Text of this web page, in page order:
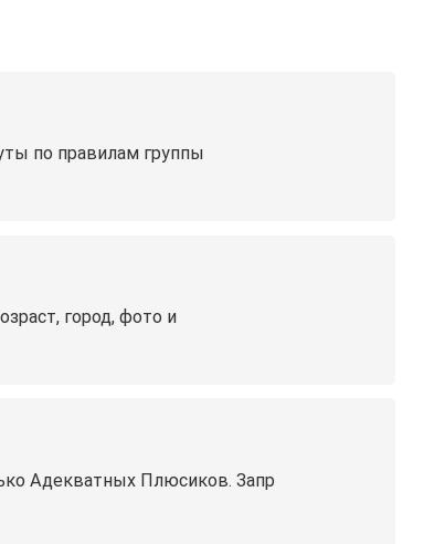
по правилам группы
город, фото и
Адекватных Плюсиков. Запр